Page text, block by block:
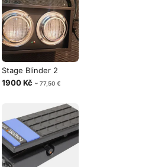
Stage Blinder 2
1900 Kč ~ 77,50 €